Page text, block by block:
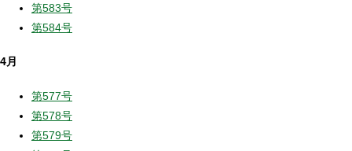
第583号
第584号
4月
第577号
第578号
第579号